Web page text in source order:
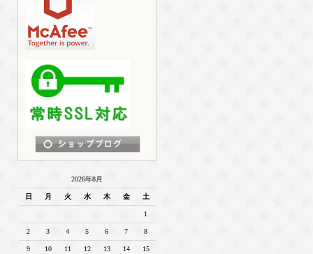
2026年8月
日 月 火 水 木 金 土
1
2 3 4 5 6 7 8
9 10 11 12 13 14 15